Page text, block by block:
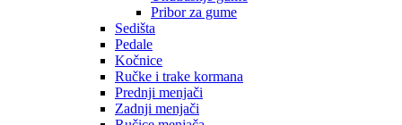
Pribor za gume
Sedišta
Pedale
Kočnice
Ručke i trake kormana
Prednji menjači
Zadnji menjači